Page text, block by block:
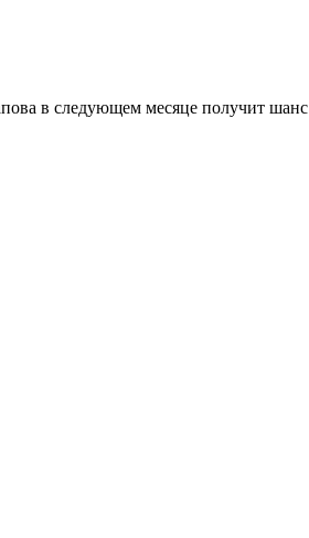
в следующем месяце получит шанс